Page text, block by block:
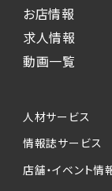
お店情報
求人情報
動画一覧
人材サービス
情報誌サービス
店舗・イベント